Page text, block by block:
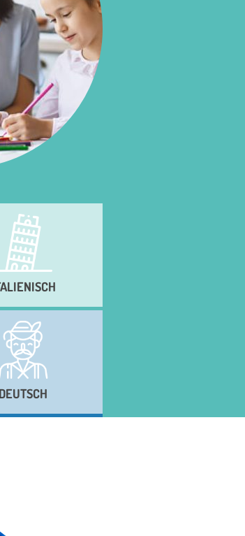
DEUTSCH